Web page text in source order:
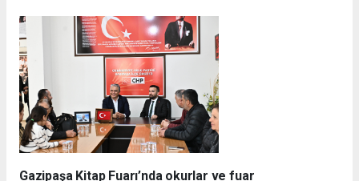
Gazipaşa Kitap Fuarı’nda okurlar ve fuar